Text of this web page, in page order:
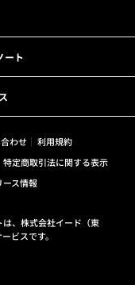
ート
わせ
利用規約
特定商取引法に関する表示
ース情報
、株式会社イード（東
ビスです。